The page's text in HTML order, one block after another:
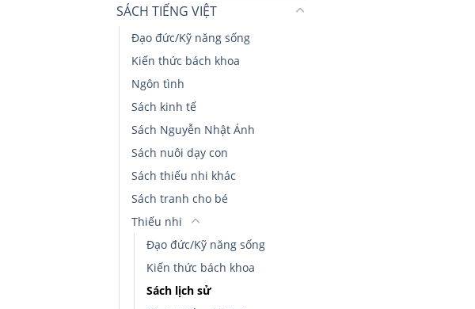
SÁCH TIẾNG VIỆT
Đạo đức/Kỹ năng sống
Kiến thức bách khoa
Ngôn tình
Sách kinh tế
Sách Nguyễn Nhật Ánh
Sách nuôi dạy con
Sách thiếu nhi khác
Sách tranh cho bé
Thiếu nhi
Đạo đức/Kỹ năng sống
Kiến thức bách khoa
Sách lịch sử